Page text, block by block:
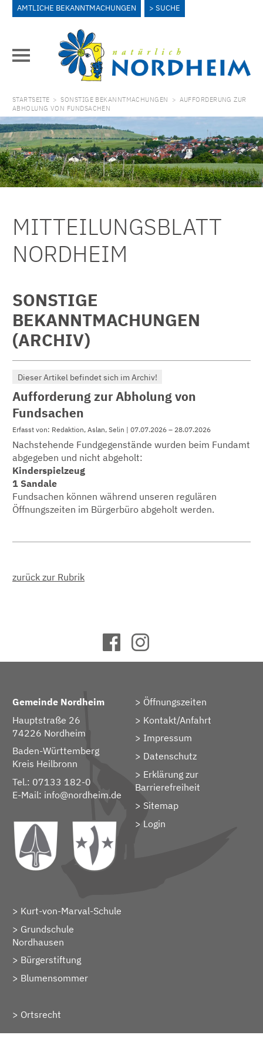
AMTLICHE BEKANNTMACHUNGEN SUCHE
STARTSEITE > SONSTIGE BEKANNTMACHUNGEN > AUFFORDERUNG ZUR
ABHOLUNG VON FUNDSACHEN
MITTEILUNGSBLATT
NORDHEIM
SONSTIGE
BEKANNTMACHUNGEN
(ARCHIV)
Dieser Artikel befindet sich im Archiv!
Aufforderung zur Abholung von
Fundsachen
Erfasst von: Redaktion, Aslan, Selin | 07.07.2026 – 28.07.2026
Nachstehende Fundgegenstände wurden beim Fundamt
abgegeben und nicht abgeholt:
Kinderspielzeug
1 Sandale
Fundsachen können während unseren regulären
Öffnungszeiten im Bürgerbüro abgeholt werden.
zurück zur Rubrik
Gemeinde Nordheim
Hauptstraße 26
74226 Nordheim
Baden-Württemberg
Kreis Heilbronn
Tel.: 07133 182-0
E-Mail: info@nordheim.de
Öffnungszeiten
Kontakt/Anfahrt
Impressum
Datenschutz
Erklärung zur
Barrierefreiheit
Sitemap
> Login
Kurt-von-Marval-Schule
Grundschule
Nordhausen
Bürgerstiftung
Blumensommer
Ortsrecht